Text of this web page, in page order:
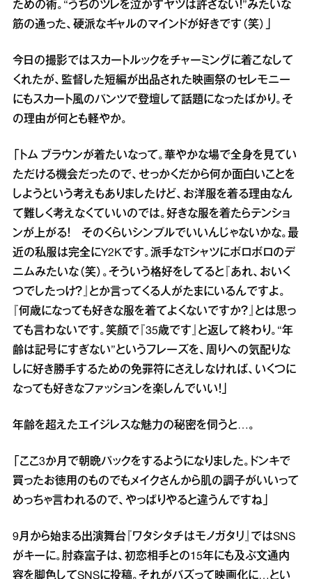
ための術。“うちのツレを泣かすヤツは許さない！”みたいな
筋の通った、硬派なギャルのマインドが好きです（笑）」
今日の撮影ではスカートルックをチャーミングに着こなして
くれたが、監督した短編が出品された映画祭のセレモニー
にもスカート風のパンツで登壇して話題になったばかり。そ
の理由が何とも軽やか。
「トム ブラウンが着たいなって。華やかな場で全身を見てい
ただける機会だったので、せっかくだから何か面白いことを
しようという考えもありましたけど、お洋服を着る理由なん
て難しく考えなくていいのでは。好きな服を着たらテンショ
ンが上がる！ そのくらいシンプルでいいんじゃないかな。最
近の私服は完全にY2Kです。派手なTシャツにボロボロのデ
ニムみたいな（笑）。そういう格好をしてると『あれ、おいく
つでしたっけ？』とか言ってくる人がたまにいるんですよ。
『何歳になっても好きな服を着てよくないですか？』とは思っ
ても言わないです。笑顔で『35歳です』と返して終わり。“年
齢は記号にすぎない”というフレーズを、周りへの気配りな
しに好き勝手するための免罪符にさえしなければ、いくつに
なっても好きなファッションを楽しんでいい！」
年齢を超えたエイジレスな魅力の秘密を伺うと…。
「ここ3か月で朝晩パックをするようになりました。ドンキで
買ったお徳用のものでもメイクさんから肌の調子がいいって
めっちゃ言われるので、やっぱりやると違うんですね」
9月から始まる出演舞台『ワタシタチはモノガタリ』ではSNS
がキーに。肘森富子は、初恋相手との15年にも及ぶ文通内
容を脚色してSNSに投稿。それがバズって映画化に…とい